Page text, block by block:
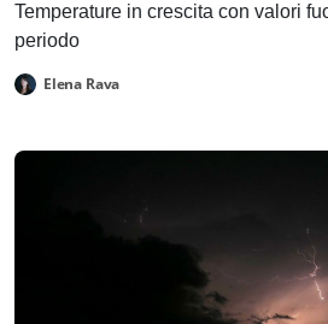
Temperature in crescita con valori
periodo
Elena Rava